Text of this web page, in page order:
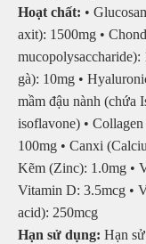
Hoạt chất: •
axit): 1500mg •
gà): 10mg •
mầm đậu nành (chứa
isoflavone) •
100mg • Canxi
Kẽm (Zinc): 1.0mg •
Vitamin D: 3.5mcg •
acid): 250mcg
Hạn sử dụng: Hạn